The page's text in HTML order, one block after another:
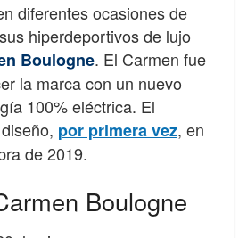
diferentes ocasiones de
hiperdeportivos de lujo
Boulogne. El Carmen fue
la marca con un nuevo
100% eléctrica. El
por primera vez, en
de 2019.
Boulogne